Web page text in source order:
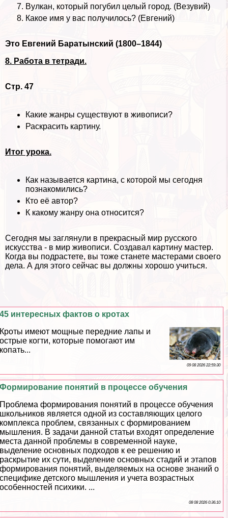
Вулкан, который погубил целый город. (Везувий)
Какое имя у вас получилось? (Евгений)
Это Евгений Баратынский (1800–1844)
8. Работа в тетради.
Стр. 47
Какие жанры существуют в живописи?
Раскрасить картину.
Итог урока.
Как называется картина, с которой мы сегодня
познакомились?
Кто её автор?
К какому жанру она относится?
Сегодня мы заглянули в прекрасный мир русского
искусства - в мир живописи. Создавал картину мастер.
Когда вы подрастете, вы тоже станете мастерами своего
дела. А для этого сейчас вы должны хорошо учиться.
45 интересных фактов о кротах
Кроты имеют мощные передние лапы и
острые когти, которые помогают им
копать...
09 08 2026 22:59:30
Формирование понятий в процессе обучения
Проблема формирования понятий в процессе обучения
школьников является одной из составляющих целого
комплекса проблем, связанных с формированием
мышления. В задачи данной статьи входят определение
места данной проблемы в современной науке,
выделение основных подходов к ее решению и
раскрытие их сути, выделение основных стадий и этапов
формирования понятий, выделяемых на основе знаний о
специфике детского мышления и учета возрастных
особенностей психики. ...
08 08 2026 0:36:10